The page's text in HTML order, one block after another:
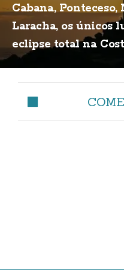
Cabana,
Laracha, os únicos
eclipse total na